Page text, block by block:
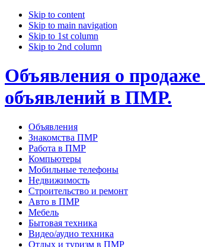
Skip to content
Skip to main navigation
Skip to 1st column
Skip to 2nd column
Объявления о продаже
объявлений в ПМР.
Объявления
Знакомства ПМР
Работа в ПМР
Компьютеры
Мобильные телефоны
Недвижимость
Строительство и ремонт
Авто в ПМР
Мебель
Бытовая техника
Видео/аудио техника
Отдых и туризм в ПМР